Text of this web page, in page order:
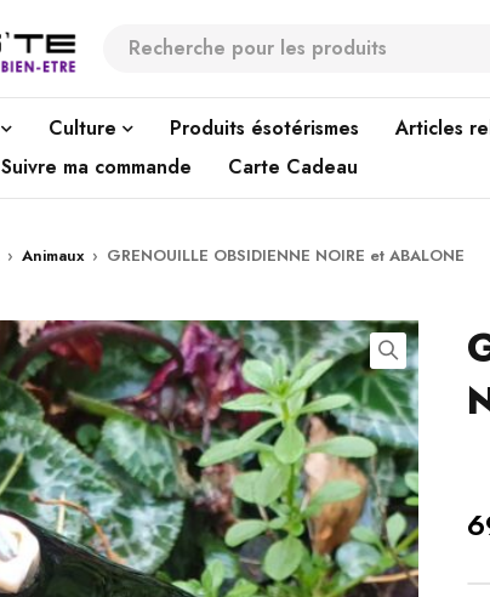
Culture Produits ésotérismes Articles
Suivre ma commande Carte Cadeau
› Animaux › GRENOUILLE OBSIDIENNE NOIRE et ABALONE